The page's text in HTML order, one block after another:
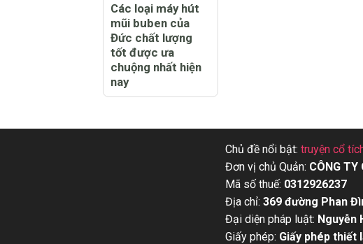
Các loại máy hút
mũi buben của
Đức chất lượng
tốt được ưa
chuộng nhất hiện
nay
Chủ đề nổi bật: truyện cổ
Đơn vị chủ Quản: CÔNG TY
Mã số thuế: 0312926237
Địa chỉ: 369 đường Phan
Đại diện pháp luật: Nguyễn
Giấy phép: Giấy phép thiết